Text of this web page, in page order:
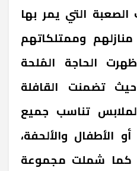
التي يمر بها
وممتلكاتهم
الحاجة المُلحة
تضمنت القافلة
تناسب جميع
الأطفال والألحفة،
كما شملت مجموعة